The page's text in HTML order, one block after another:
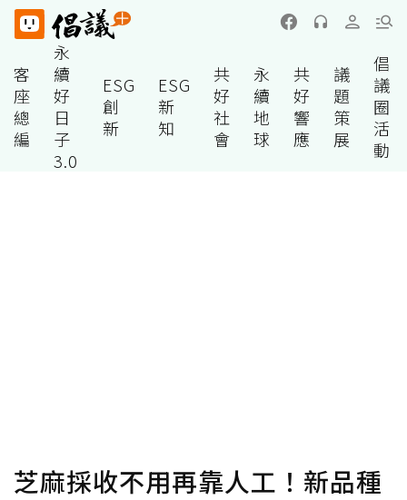
客
座
總
編
永
續
好
日
子
3.0
ESG
創
新
ESG
新
知
共
好
社
會
永
續
地
球
共
好
響
應
議
題
策
展
倡
議
圈
活
動
芝麻採收不用再靠人工！新品種